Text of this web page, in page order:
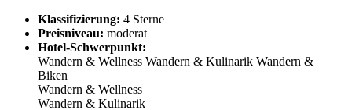
Klassifizierung: 4 Sterne
Preisniveau: moderat
Hotel-Schwerpunkt:
Wandern & Wellness Wandern & Kulinarik Wandern &
Biken
Wandern & Wellness
Wandern & Kulinarik